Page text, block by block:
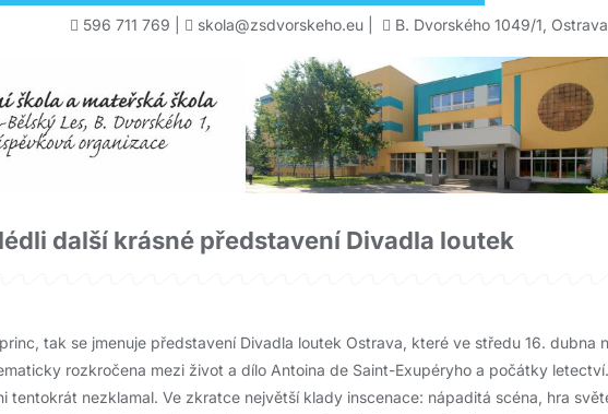
596 711 769 skola@zsdvorskeho.eu B. Dvorského 1049/1,
další krásné představení Divadla loutek
tak se jmenuje představení Divadla loutek Ostrava, které ve středu 16. dubna
rozkročena mezi život a dílo Antoina de Saint-Exupéryho a počátky letectví.
tentokrát nezklamal. Ve zkratce největší klady inscenace: nápaditá scéna, hra